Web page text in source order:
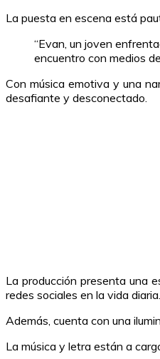
La puesta en escena está
“Evan, un joven
encuentro con medios
Con música emotiva y una
desafiante y desconectado.
La producción presenta una
redes sociales en la vida diaria.
Además, cuenta con una
La música y letra están a